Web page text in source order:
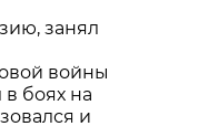
занял
войны
боях на
и